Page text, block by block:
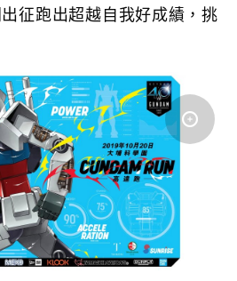
征跑出超越自我好成績，挑